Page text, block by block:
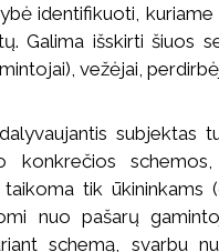
identifikuoti,
Galima išskirti šiuos
vežėjai,
subjektas
konkrečios
taikoma tik
nuo pašarų
schemą, svarbu